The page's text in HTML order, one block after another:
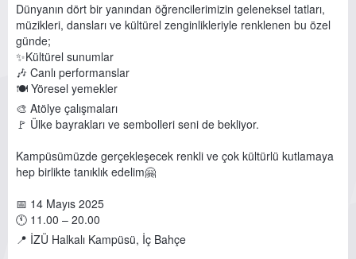
Dünyanın dört bir yanından öğrencilerimizin geleneksel tatları,
müzikleri, dansları ve kültürel zenginlikleriyle renklenen bu özel
günde;
✨Kültürel sunumlar
🎶 Canlı performanslar
🍽️ Yöresel yemekler
🎨 Atölye çalışmaları
🚩 Ülke bayrakları ve sembolleri seni de bekliyor.
Kampüsümüzde gerçekleşecek renkli ve çok kültürlü kutlamaya
hep birlikte tanıklık edelim🤗
📅 14 Mayıs 2025
🕚 11.00 – 20.00
📍 İZÜ Halkalı Kampüsü, İç Bahçe